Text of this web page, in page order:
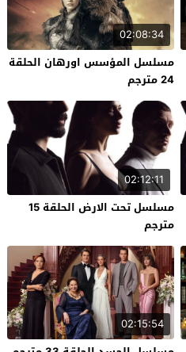
02:08:34
مسلسل المؤسس اورهان الحلقة
24 مترجم
02:12:11
مسلسل تحت الارض الحلقة 15
مترجم
02:15:54